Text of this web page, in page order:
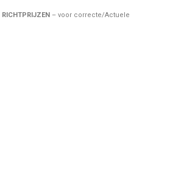
RICHTPRIJZEN – voor correcte/Actuele